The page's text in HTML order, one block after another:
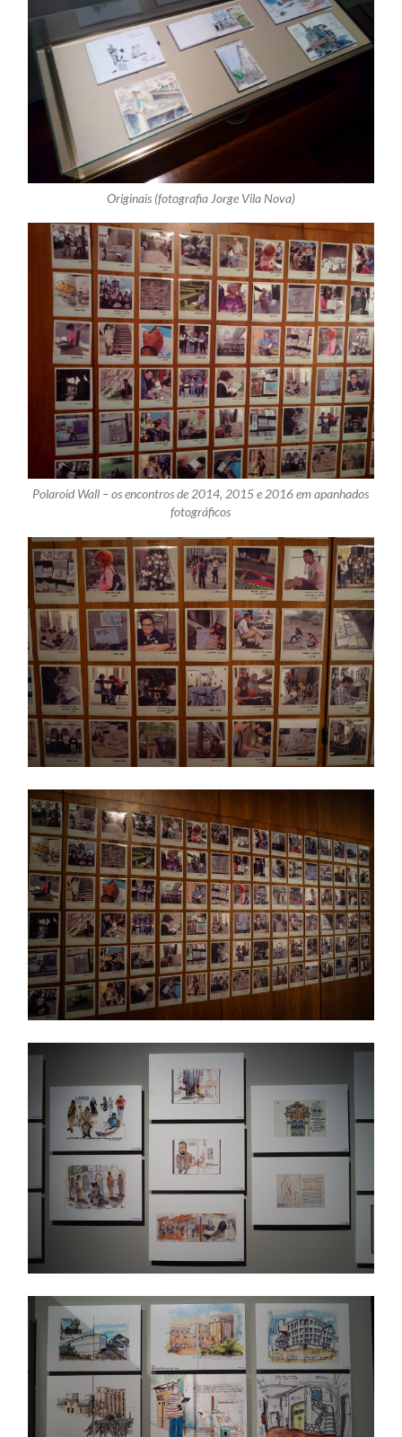
Originais (fotografia Jorge Vila Nova)
Polaroid Wall – os encontros de 2014, 2015 e 2016 em apanhados
fotográficos